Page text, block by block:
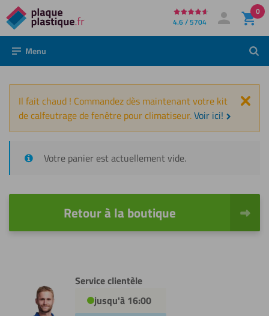
Directement
au
contenu
4.6 / 5704 Mon compte
Se connecter
0
Menu
Il fait chaud ! Commandez dès maintenant votre kit
de calfeutrage de fenêtre pour climatiseur.Voir ici!
Votre panier est actuellement vide.
Retour à la boutique
Service clientèle
jusqu'à 16:00